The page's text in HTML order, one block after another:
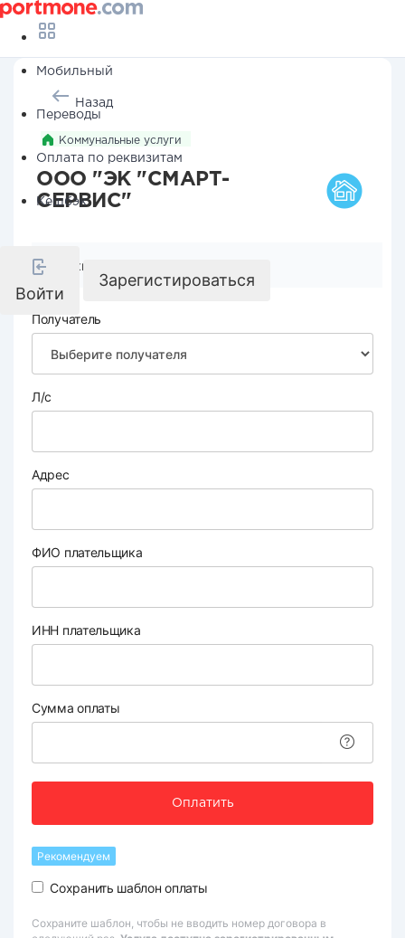
Мобильный
Переводы
Оплата по реквизитам
Кешбэк
Войти
Зарегистироваться
Назад
Коммунальные услуги
ООО "ЭК "СМАРТ-
СЕРВИС"
Реквизиты компании
Получатель
Л/с
Адрес
ФИО плательщика
ИНН плательщика
Сумма оплаты
Оплатить
Рекомендуем
Сохранить шаблон оплаты
Сохраните шаблон, чтобы не вводить номер договора в